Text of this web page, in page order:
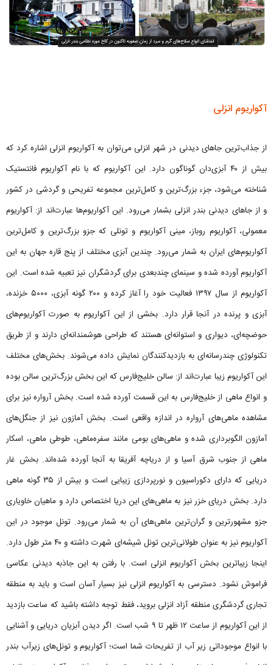
آکواریوم انزلی
از جذاب‌ترین جاهای دیدنی در شهر انزلی می‌توان به آکواریوم انزلی اشاره کرد که
بیش از ۴۰ آبزی‌دان گوناگون دارد. این آکواریوم که با نام آکواریوم فانتستیک
شناخته می‌شود، جزء بزرگ‌ترین و کامل‌ترین مجموعه تفریحی و گردشی در کشور
و از جاهای دیدنی بندر انزلی بشمار می‌رود. این آکواریوم‌ها عبارت‌اند از: آکواریوم
معمولی، آکواریوم روباز، مینی آکواریوم و تونلی که جزو بزرگ‌ترین و کامل‌ترین
آکواریوم‌های ایران به شمار می‌رود. چندین آبزی مختلف از پنج قاره جهان به این
آکواریوم آورده شده و سینمای چندبعدی برای گردشگران نیز تعبیه ‌شده است. این
آکواریوم از سال ۱۳۹۷ فعالیت خود را آغاز کرده و ۲۰۰ گونه آبزی، ۵۰۰۰ خزنده،
آبزی و پرنده در آنجا قرار دارد. بخشی از این آکواریوم به صورت آکواریوم‌های
حوضچه‌ای، دیواری و استوانه‌ای هستند که طراحی هوشمندانه‌ای دارند و از طریق
تکنولوژی چندرسانه‌ای به بازدیدکنندگان نمایش داده می‌شوند. بخش‌های مختلف
این آکواریوم زیبا عبارت‌اند از: سالن خلیج‌فارس که این بخش بزرگ‌ترین سالن بوده
و انواع ماهی از خلیج‌فارس به این قسمت آورده شده است. بخش آرواره نیز برای
مشاهده ماهی‌های آرواره در اندازه واقعی است. بخش آمازون نیز از جنگل‌های
آمازون الگوبرداری شده و ماهی‌های بومی مانند سفره‌ماهی، طوطی ماهی، اسکار
ماهی از جنوب شرق آسیا و از دریاچه آفریقا به آنجا آورده شده‌اند. بخش غار
دریایی که دارای دکوراسیون و نورپردازی زیبایی است و بیش از ۳۵ گونه ماهی
دارد. بخش دریای خزر نیز به ماهی‌های این دریا اختصاص دارد و ماهیان خاویاری
جزو مشهورترین و گران‌ترین ماهی‌های آن به شمار می‌رود. تونل موجود در این
آکواریوم نیز به عنوان طولانی‌ترین تونل شیشه‌ای شهرت داشته و ۴۰ متر طول دارد.
اینجا زیباترین بخش آکواریوم انزلی است. با رفتن به این جاذبه دیدنی عکاسی
فراموش نشود. دسترسی به آکواریوم انزلی نیز بسیار آسان است و باید به منطقه
تجاری گردشگری منطقه آزاد انزلی بروید، فقط توجه داشته باشید که ساعت بازدید
از این آکواریوم از ساعت ۱۲ ظهر تا ۹ شب است. اگر دیدن آبزیان دریایی و آشنایی
با انواع موجوداتی زیر آب از تفریحات شما است؛ آکواریوم‌ و تونل‌های زیرآب بندر